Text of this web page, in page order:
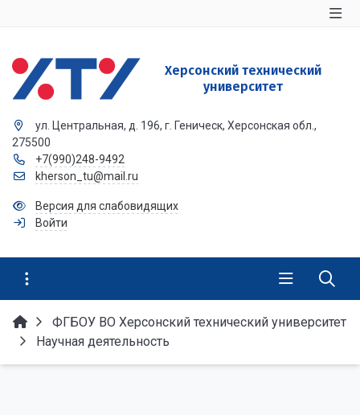
Херсонский технический
университет
ул. Центральная, д. 196, г. Геническ, Херсонская обл.,
275500
+7(990)248-9492
kherson_tu@mail.ru
Версия для слабовидящих
Войти
ФГБОУ ВО Херсонский технический университет
Научная деятельность